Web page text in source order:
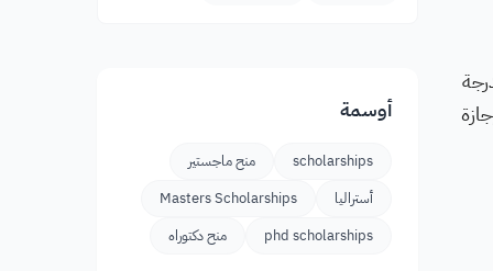
لدرجة
أوسمة
scholarships
منح ماجستير
أستراليا
Masters Scholarships
phd scholarships
منح دكتوراه